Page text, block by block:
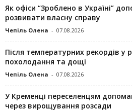
Як офіси “Зроблено в Україні”
розвивати власну справу
Чепіль Олена - 07.08.2026
Після температурних рекордів у
похолодання та дощі
Чепіль Олена - 07.08.2026
У Кременці переселенцям
через вирощування розсади